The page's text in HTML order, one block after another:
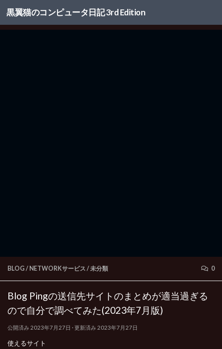
コンテンツへスキップ
黒翼猫のコンピュータ日記 3rd Edition
BLOG / NETWORKサービス /未分類 0
Blog Pingの送信先サイトのまとめが適当過ぎる
ので自分で調べてみた(2023年7月版)
公開済み 2023年7月27日 · 更新済み 2023年7月27日
使えるサイト